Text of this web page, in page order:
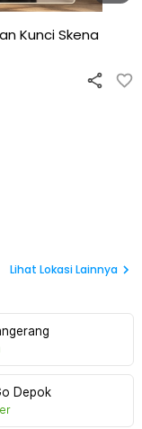
Kunci Skena
Lihat Lokasi Lainnya
Depok